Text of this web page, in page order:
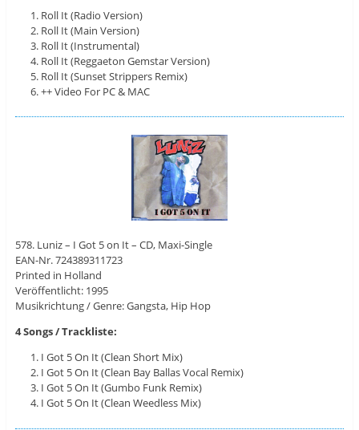
Roll It (Radio Version)
Roll It (Main Version)
Roll It (Instrumental)
Roll It (Reggaeton Gemstar Version)
Roll It (Sunset Strippers Remix)
++ Video For PC & MAC
578. Luniz – I Got 5 on It – CD, Maxi-Single
EAN-Nr. 724389311723
Printed in Holland
Veröffentlicht: 1995
Musikrichtung / Genre: Gangsta, Hip Hop
4 Songs / Trackliste:
I Got 5 On It (Clean Short Mix)
I Got 5 On It (Clean Bay Ballas Vocal Remix)
I Got 5 On It (Gumbo Funk Remix)
I Got 5 On It (Clean Weedless Mix)